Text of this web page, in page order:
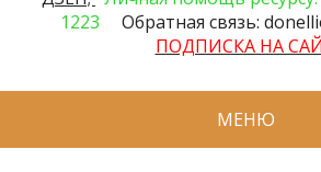
1223
Обратная связь:
ПОДПИСКА НА
МЕНЮ